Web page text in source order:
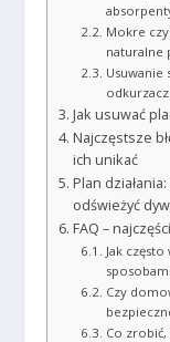
Mokre
naturalne
Usuwanie
Jak usuwać
Najczęstsze
ich unikać
Plan
odświeżyć
FAQ –
Jak
Czy
Co